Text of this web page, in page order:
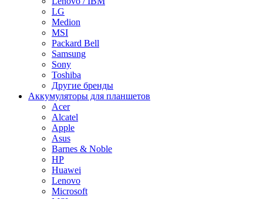
LG
Medion
MSI
Packard Bell
Samsung
Sony
Toshiba
Другие бренды
Аккумуляторы для планшетов
Acer
Alcatel
Apple
Asus
Barnes & Noble
HP
Huawei
Lenovo
Microsoft